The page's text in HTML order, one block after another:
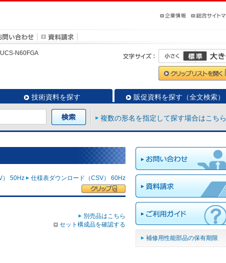
UCS-N60FGA
技術資料を探す 販促資料を探す（全文検索）
複数の形名を指定して探す場合はこちら
） 50Hz 仕様表ダウンロード（CSV） 60Hz
別売品はこちら
セット構成品を確認する
補修用性能部品の保有期限